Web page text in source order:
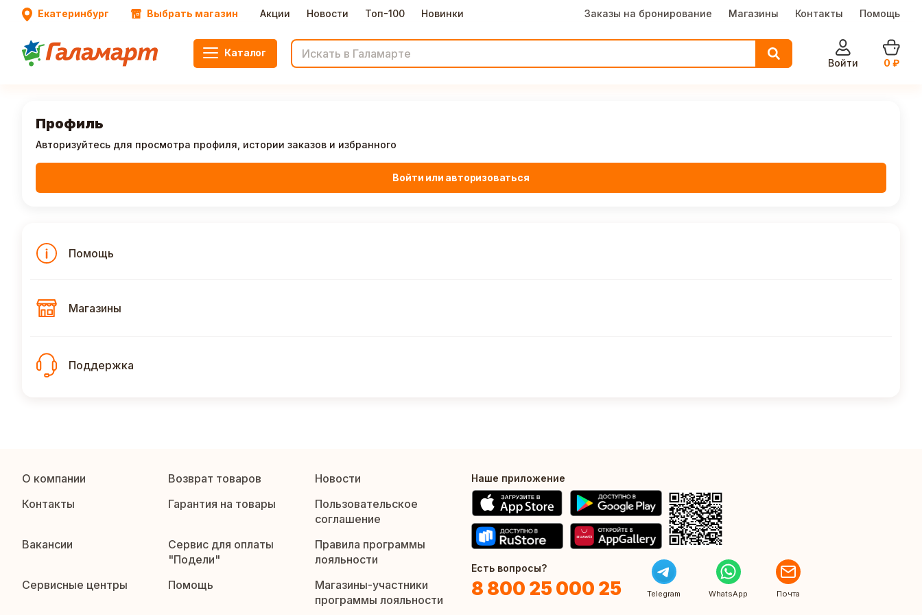
Екатеринбург Выбрать магазин Акции Новости Топ-100 Новинки Заказы на бронирование Магазины Контакты Помощь
Каталог
Войти
0 ₽
Профиль
Авторизуйтесь для просмотра профиля, истории заказов и избранного
Войти или авторизоваться
Помощь
Магазины
Поддержка
О компании Возврат товаров
Новости
Контакты
Гарантия на товары
Пользовательское
соглашение
Вакансии
Сервис для оплаты
"Подели"
Правила программы
лояльности
Сервисные центры
Помощь
Магазины-участники
программы лояльности
Наше приложение
Есть вопросы?
8 800 25 000 25 Telegram WhatsApp Почта